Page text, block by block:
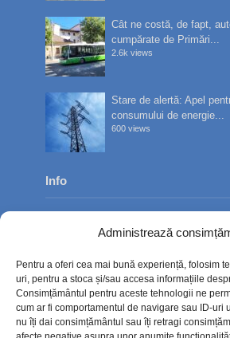
Administrează
Pentru a oferi cea mai bună experiență, folosim
uri, pentru a stoca și/sau accesa informațiile
Consimțământul pentru aceste tehnologii ne
cum ar fi comportamentul de navigare sau ID-uri
nu îți dai consimțământul sau îți retragi
Cât ne costă, de fapt,
cumpărate de Primări...
2.6k views
Stare de alertă: Apel
consumului de energie...
600 views
Info
Contact
Politica de confidențialitate
Politică cookie-uri (UE)